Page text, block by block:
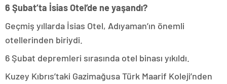
6 Şubat’ta İsias Otel’de ne yaşandı?
Geçmiş yıllarda İsias Otel, Adıyaman’ın önemli
otellerinden biriydi.
6 Şubat depremleri sırasında otel binası yıkıldı.
Kuzey Kıbrıs’taki Gazimağusa Türk Maarif Koleji’nden